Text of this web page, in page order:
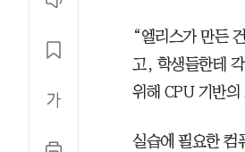
“엘리스가 만든
고, 학생들한테
위해 CPU 기반의
실습에 필요한 컴